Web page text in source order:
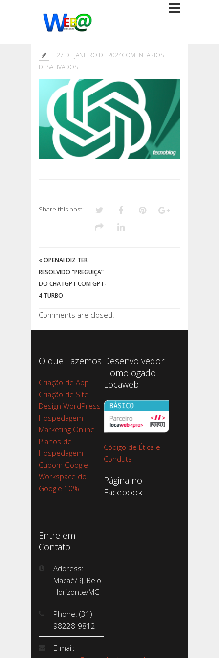
27 DE JANEIRO DE 2024COMENTÁRIOS
DESATIVADOSEM
Share this post:
«OPENAI DIZ TER
RESOLVIDO “PREGUIÇA”
DO CHATGPT COM GPT-
4 TURBO
Comments are closed.
O que Fazemos
Criação de App
Criação de Site
Design WordPress
Hospedagem
Marketing Online
Planos de
Hospedagem
Cupom Google
Workspace do
Google 10%
Desenvolvedor
Homologado
Locaweb
Código de Ética e
Conduta
Página no
Facebook
Entre em
Contato
Address:
Macaé/RJ, Belo
Horizonte/MG
Phone: (31)
98228-9812
E-mail: